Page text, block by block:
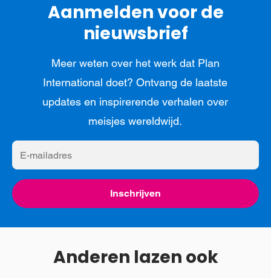
Aanmelden voor de
nieuwsbrief
Meer weten over het werk dat Plan
International doet? Ontvang de laatste
updates en inspirerende verhalen over
meisjes wereldwijd.
E-
mailadres
Inschrijven
Anderen lazen ook